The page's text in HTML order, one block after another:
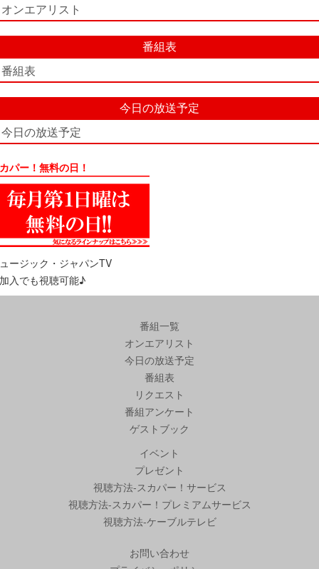
オンエアリスト
番組表
番組表
今日の放送予定
今日の放送予定
パー！無料の日！
ージック・ジャパンTV
入でも視聴可能♪
番組一覧
オンエアリスト
今日の放送予定
番組表
リクエスト
番組アンケート
ゲストブック
イベント
プレゼント
視聴方法-スカパー！サービス
視聴方法-スカパー！プレミアムサービス
視聴方法-ケーブルテレビ
お問い合わせ